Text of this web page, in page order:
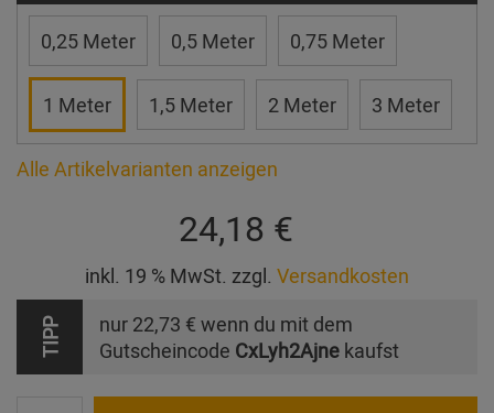
0,25 Meter 0,5 Meter 0,75 Meter
1 Meter 1,5 Meter 2 Meter 3 Meter
Alle Artikelvarianten anzeigen
24,18 €
inkl. 19 % MwSt. zzgl. Versandkosten
TIPP nur 22,73 € wenn du mit dem
Gutscheincode CxLyh2Ajne kaufst